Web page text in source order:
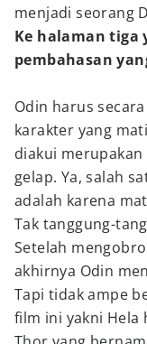
menjadi seorang
Ke halaman tiga
pembahasan
Odin harus
karakter yang
diakui
gelap. Ya, salah
adalah karena
Tak tanggung-
Setelah
akhirnya Odin
Tapi tidak ampe
film ini yakni Hela